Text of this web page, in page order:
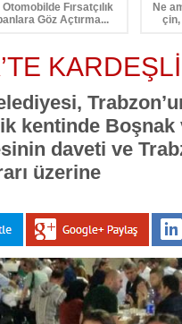
Otomobilde Fırsatçılık
Göz Açtırma...
Ne
kentinde
daveti ve
üzerine